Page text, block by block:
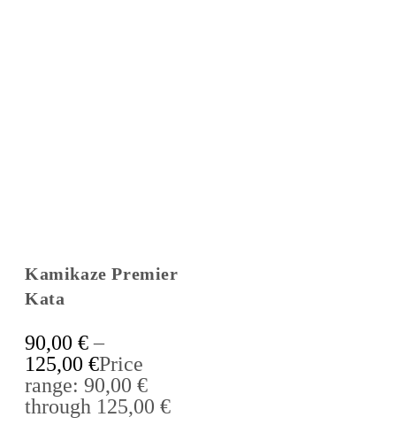
Kamikaze Premier
Kata
90,00 € –
125,00 €Price
range: 90,00 €
through 125,00 €